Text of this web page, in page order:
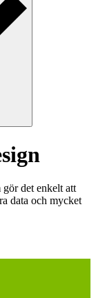
det enkelt att
data och mycket